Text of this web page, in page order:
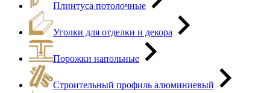
Плинтуса потолочные
Уголки для отделки и декора
Порожки напольные
Строительный профиль алюминиевый